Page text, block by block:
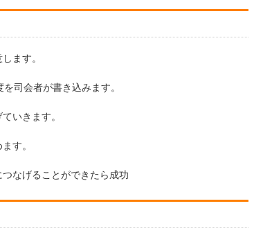
ます。
司会者が書き込みます。
いきます。
す。
つなげることができたら成功